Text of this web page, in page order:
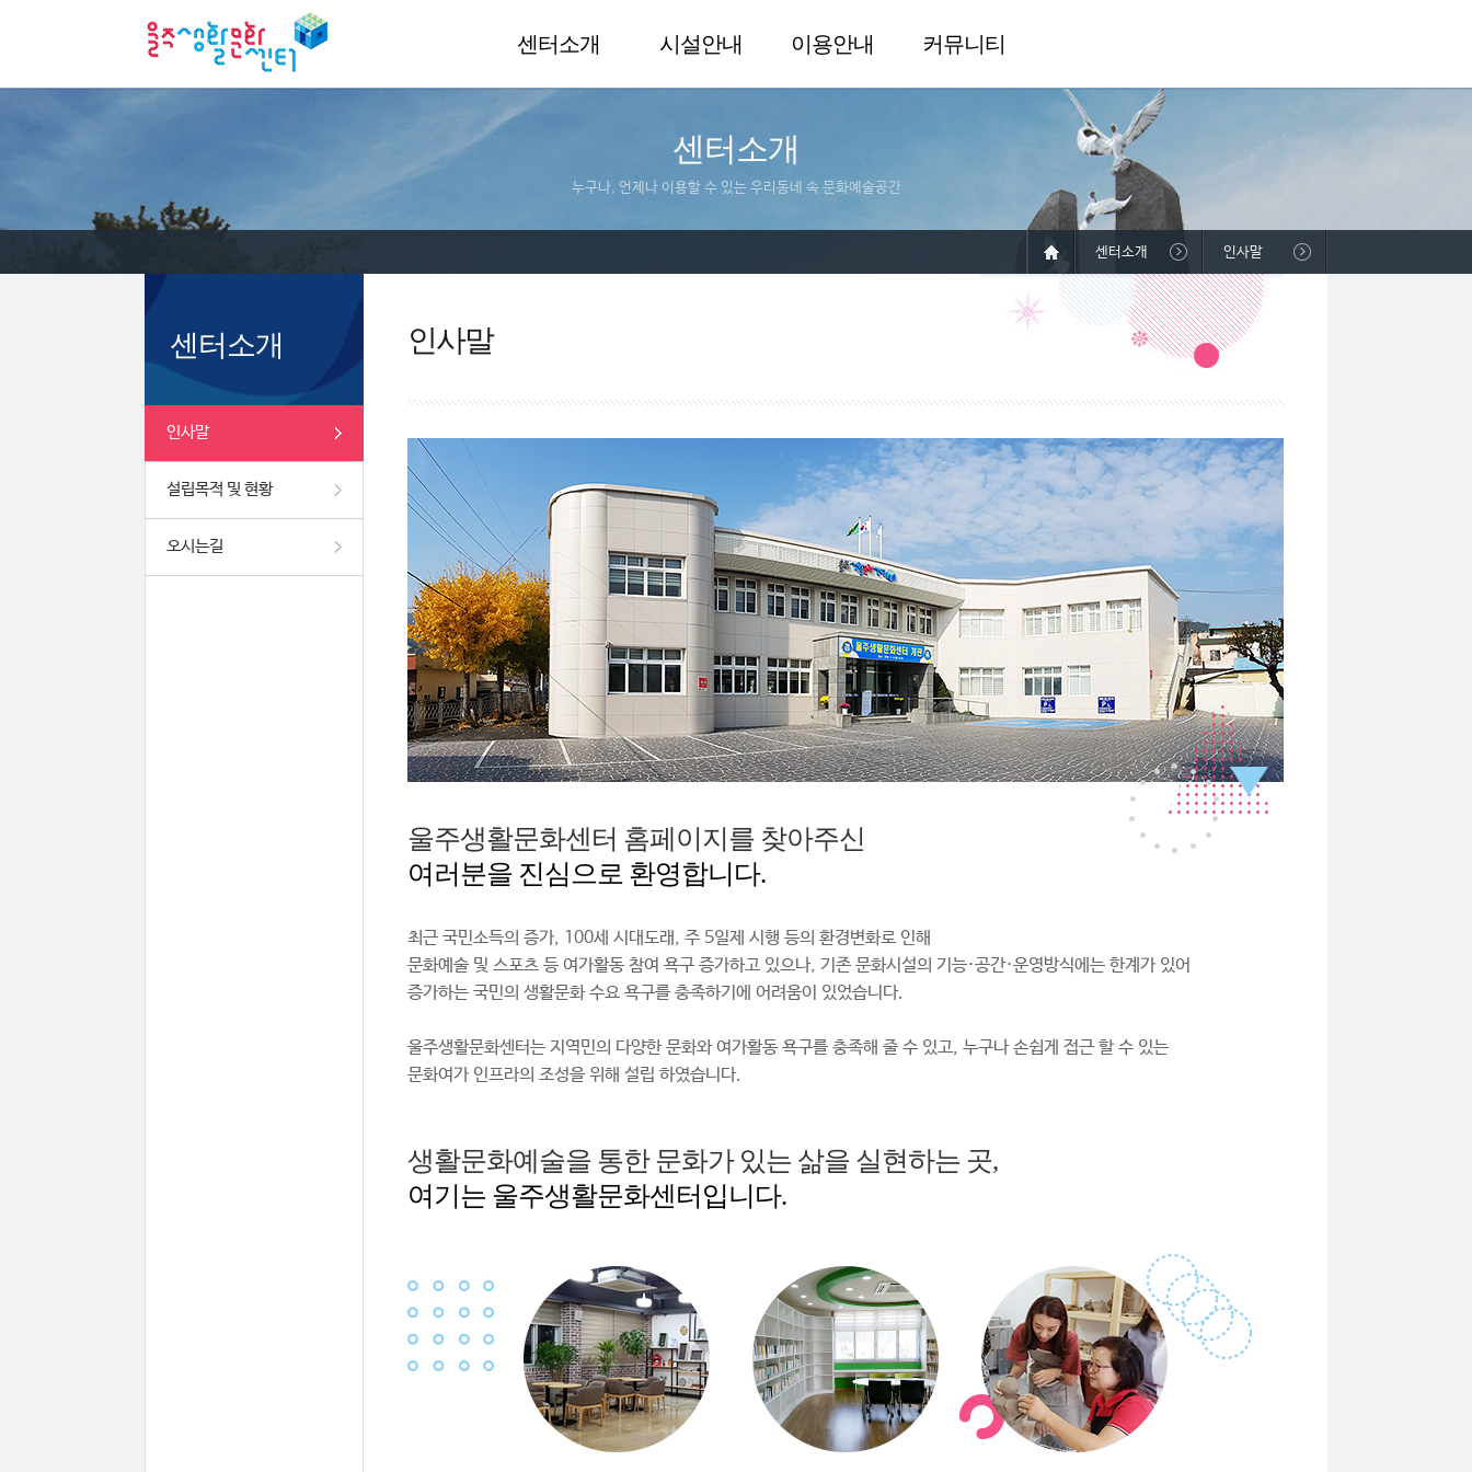
센터소개 시설안내 이용안내 커뮤니티
센터소개
누구나, 언제나 이용할 수 있는 우리동네 속 문화예술공간
센터소개
인사말
설립목적 및 현황
오시는길
센터소개 인사말
인사말
울주생활문화센터 홈페이지를 찾아주신
여러분을 진심으로 환영합니다.
최근 국민소득의 증가, 100세 시대도래, 주 5일제 시행 등의 환경변화로 인해
문화예술 및 스포츠 등 여가활동 참여 욕구 증가하고 있으나, 기존 문화시설의 기능·공간·운영방식에는 한계가 있어
증가하는 국민의 생활문화 수요 욕구를 충족하기에 어려움이 있었습니다.
울주생활문화센터는 지역민의 다양한 문화와 여가활동 욕구를 충족해 줄 수 있고, 누구나 손쉽게 접근 할 수 있는
문화여가 인프라의 조성을 위해 설립 하였습니다.
생활문화예술을 통한 문화가 있는 삶을 실현하는 곳,
여기는 울주생활문화센터입니다.